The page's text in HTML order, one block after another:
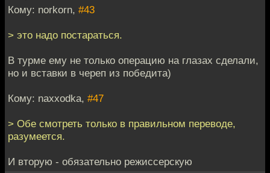
Кому: norkorn, #43
> это надо постараться.
В турме ему не только операцию на глазах сделали,
но и вставки в череп из победита)
Кому: naxxodka, #47
> Обе смотреть только в правильном переводе,
разумеется.
И вторую - обязательно режиссерскую